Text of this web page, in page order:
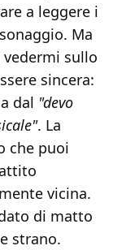
a leggere i
Ma
sullo
sincera:
dal "devo
. La
che puoi
vicina.
di matto
strano.